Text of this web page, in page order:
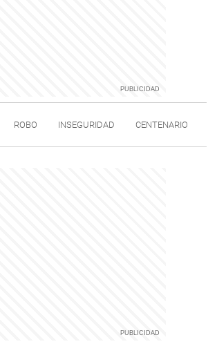
ROBO INSEGURIDAD CENTENARIO